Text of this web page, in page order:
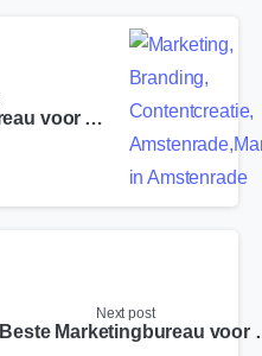
Het Beste Marketingbureau voor Amby
Next post
Het